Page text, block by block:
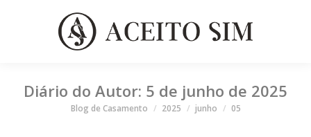
Diário do Autor: 5 de junho de 2025
Você está aqui
Blog de Casamento 2025 junho 05